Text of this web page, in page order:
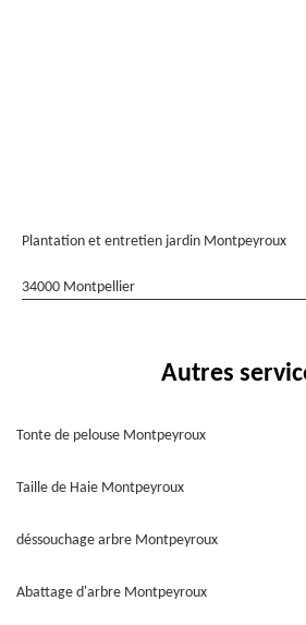
Plantation et entretien jardin Montpeyroux
34000 Montpellier
Autres
Tonte de pelouse Montpeyroux
Taille de Haie Montpeyroux
déssouchage arbre Montpeyroux
Abattage d'arbre Montpeyroux